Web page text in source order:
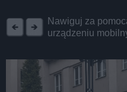
Nawiguj za
urządzeniu